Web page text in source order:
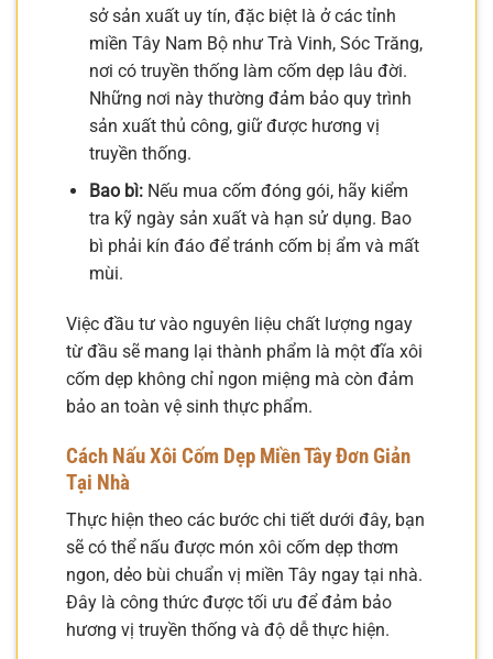
sở sản xuất uy tín, đặc biệt là ở các tỉnh
miền Tây Nam Bộ như Trà Vinh, Sóc Trăng,
nơi có truyền thống làm cốm dẹp lâu đời.
Những nơi này thường đảm bảo quy trình
sản xuất thủ công, giữ được hương vị
truyền thống.
Bao bì:Nếu mua cốm đóng gói, hãy kiểm
tra kỹ ngày sản xuất và hạn sử dụng. Bao
bì phải kín đáo để tránh cốm bị ẩm và mất
mùi.
Việc đầu tư vào nguyên liệu chất lượng ngay
từ đầu sẽ mang lại thành phẩm là một đĩa xôi
cốm dẹp không chỉ ngon miệng mà còn đảm
bảo an toàn vệ sinh thực phẩm.
Cách Nấu Xôi Cốm Dẹp Miền Tây Đơn Giản
Tại Nhà
Thực hiện theo các bước chi tiết dưới đây, bạn
sẽ có thể nấu được món xôi cốm dẹp thơm
ngon, dẻo bùi chuẩn vị miền Tây ngay tại nhà.
Đây là công thức được tối ưu để đảm bảo
hương vị truyền thống và độ dễ thực hiện.